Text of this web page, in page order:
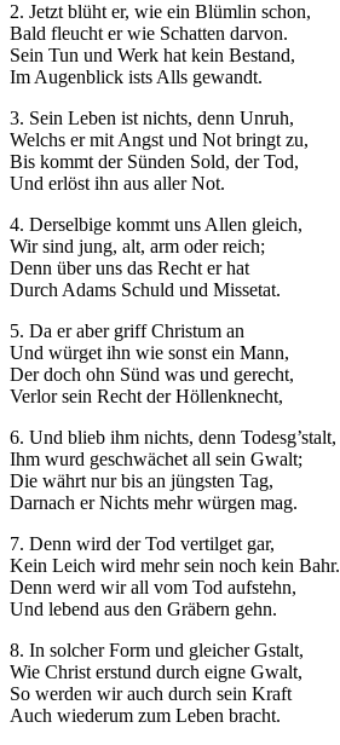
2. Jetzt blüht er, wie ein Blümlin schon,
Bald fleucht er wie Schatten darvon.
Sein Tun und Werk hat kein Bestand,
Im Augenblick ists Alls gewandt.
3. Sein Leben ist nichts, denn Unruh,
Welchs er mit Angst und Not bringt zu,
Bis kommt der Sünden Sold, der Tod,
Und erlöst ihn aus aller Not.
4. Derselbige kommt uns Allen gleich,
Wir sind jung, alt, arm oder reich;
Denn über uns das Recht er hat
Durch Adams Schuld und Missetat.
5. Da er aber griff Christum an
Und würget ihn wie sonst ein Mann,
Der doch ohn Sünd was und gerecht,
Verlor sein Recht der Höllenknecht,
6. Und blieb ihm nichts, denn Todesg’stalt,
Ihm wurd geschwächet all sein Gwalt;
Die währt nur bis an jüngsten Tag,
Darnach er Nichts mehr würgen mag.
7. Denn wird der Tod vertilget gar,
Kein Leich wird mehr sein noch kein Bahr.
Denn werd wir all vom Tod aufstehn,
Und lebend aus den Gräbern gehn.
8. In solcher Form und gleicher Gstalt,
Wie Christ erstund durch eigne Gwalt,
So werden wir auch durch sein Kraft
Auch wiederum zum Leben bracht.